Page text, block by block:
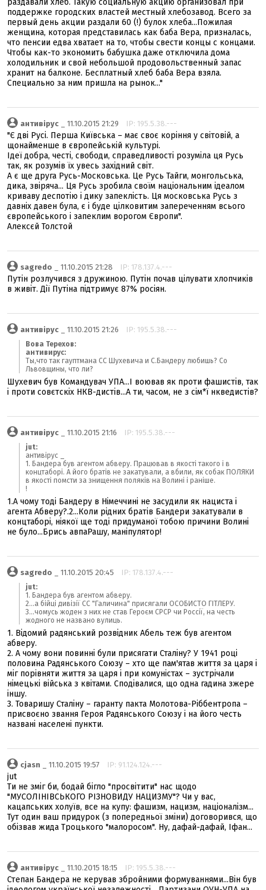
раздавали хлеб. Такую социальную акцию организовал при
поддержке городских властей местный хлебозавод. Всего за
первый день акции раздали 60 (!) булок хлеба...Пожилая
женщина, которая представилась как баба Вера, призналась,
что пенсии едва хватает на то, чтобы свести концы с концами.
Чтобы как-то экономить бабушка даже отключила дома
холодильник и свой небольшой продовольственный запас
хранит на балконе. Бесплатный хлеб баба Вера взяла.
Специально за ним пришла на рынок..."
антивірус _ 11.10.2015 21:29 IP: 195.5.38.---
"Є дві Русі. Перша Київська – має своє коріння у світовій, а
щонайменше в європейській культурі.
Ідеї добра, честі, свободи, справедливості розуміла ця Русь
так, як розумів їх увесь західний світ.
А є ще друга Русь-Московська. Це Русь Тайги, монгольська,
дика, звіряча... Ця Русь зробила своїм національним ідеалом
криваву деспотію і дику запеклість. Ця московська Русь з
давніх давен була, є і буде цілковитим запереченням всього
європейського і запеклим ворогом Європи".
Алексєй Толстой
sagredo _ 11.10.2015 21:28 IP: 178.137.4.---
Путін розлучився з дружиною. Путін почав цілувати хлопчиків
в живіт. Дії Путіна підтримує 87% росіян.
антивірус _ 11.10.2015 21:26 IP: 195.5.38.---
Вова Терехов:
антивирус:
Ты,что так гауптмана СС Шухевича и С.Бандеру любишь? Со
Львовщины, что ли?
Шухевич був Командувач УПА...І воював як проти фашистів, так
і проти совєтскіх НКВ-дистів...А ти, часом, не з сім*ї нкведистів?
антивірус _ 11.10.2015 21:16 IP: 195.5.38.---
jut:
антивірус _
1. Бандера був агентом абверу. Працював в якості такого і в
концтаборі. А його братів не закатували, а вбили, як собак ПОЛЯКИ
в якості помсти за знищення поляків на Волині і раніше.
!
1.А чому тоді Бандеру в Німеччині не засудили як нациста і
агента Абверу?.2...Коли рідних братів Бандери закатували в
концтаборі, ніякої ще тоді придуманої тобою причини Волині
не було...Брись авпаРашу, маніпулятор!
sagredo _ 11.10.2015 20:45 IP: 178.137.4.---
jut:
1. Бандера був агентом абверу.
2...а бійці дивізії СС "Галичина" присягали ОСОБИСТО ГІТЛЕРУ.
3...чомусь жоден з них не став Героєм СРСР чи Россії, на честь
жодного не названо вулиць.
1. Відомий радянський розвідник Абель теж був агентом
абверу.
2. А чому вони повинні були присягати Сталіну? У 1941 році
половина Радянського Союзу – хто ще пам'ятав життя за царя і
міг порівняти життя за царя і при комуністах – зустрічали
німецькі війська з квітами. Сподівалися, що одна гадина зжере
іншу.
3. Товаришу Сталіну – гаранту пакта Молотова-Ріббентропа –
присвоєно звання Героя Радянського Союзу і на його честь
названі населені пункти.
cjasn _ 11.10.2015 19:57 IP: 91.124.124.---
jut
Ти не зміг би, бодай бігло "просвітити" нас щодо
"МУСОЛІНІВСЬКОГО РІЗНОВИДУ НАЦИЗМУ"? Чи у вас,
кацапських холуїв, все на купу: фашизм, нацизм, націоналізм...
Тут один ваш придурок (з попередньої зміни) договорився, що
обізвав жида Троцького "малоросом". Ну, дафай-дафай, Іфан...
антивірус _ 11.10.2015 18:15 IP: 195.5.38.---
Степан Бандера не керував збройними формуваннями...Він був